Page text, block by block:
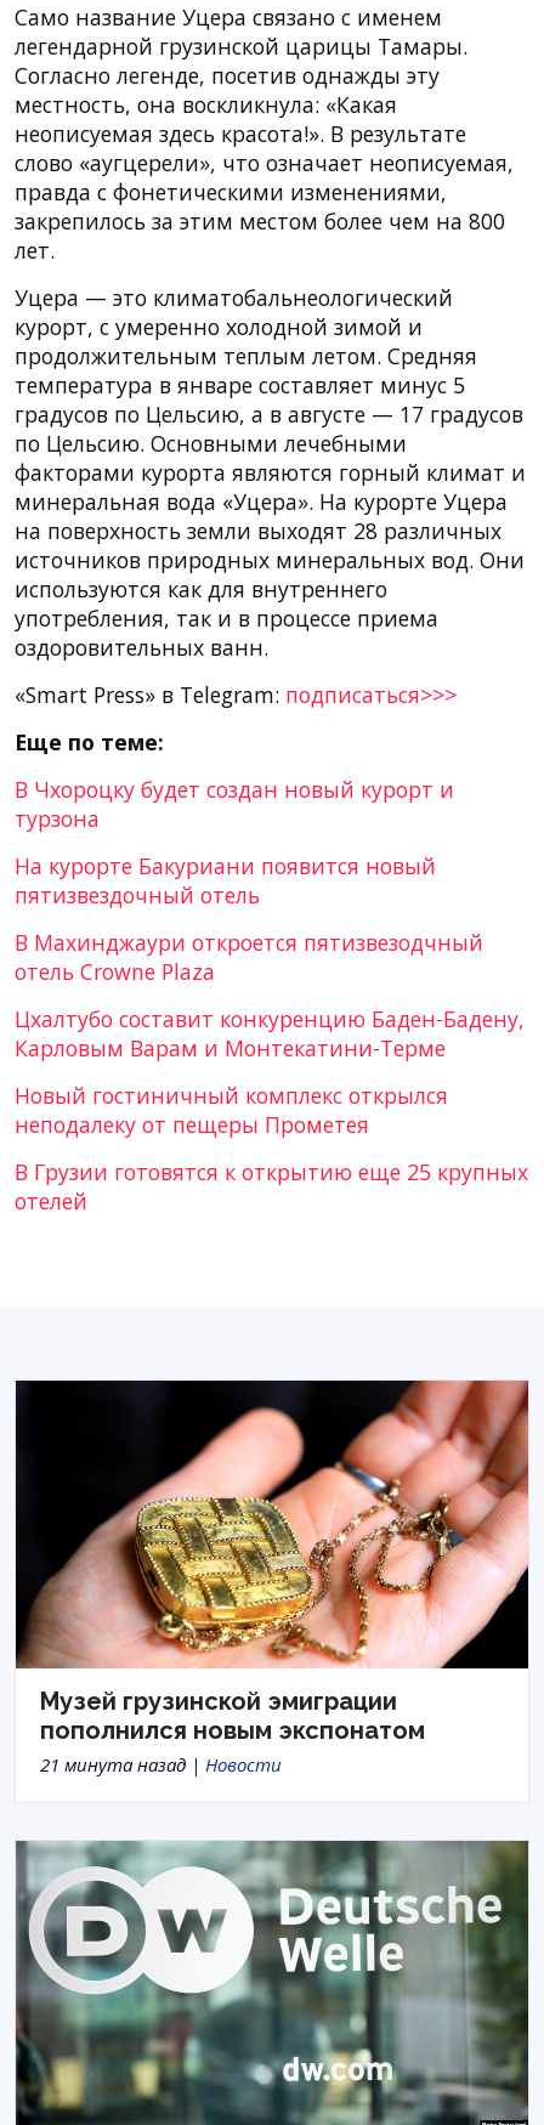
Само название Уцера связано с именем
легендарной грузинской царицы Тамары.
Согласно легенде, посетив однажды эту
местность, она воскликнула: «Какая
неописуемая здесь красота!». В результате
слово «аугцерели», что означает неописуемая,
правда с фонетическими изменениями,
закрепилось за этим местом более чем на 800
лет.
Уцера — это климатобальнеологический
курорт, с умеренно холодной зимой и
продолжительным теплым летом. Средняя
температура в январе составляет минус 5
градусов по Цельсию, а в августе — 17 градусов
по Цельсию. Основными лечебными
факторами курорта являются горный климат и
минеральная вода «Уцера». На курорте Уцера
на поверхность земли выходят 28 различных
источников природных минеральных вод. Они
используются как для внутреннего
употребления, так и в процессе приема
оздоровительных ванн.
«Smart Press» в Telegram: подписаться>>>
Еще по теме:
В Чхороцку будет создан новый курорт и
турзона
На курорте Бакуриани появится новый
пятизвездочный отель
В Махинджаури откроется пятизвезодчный
отель Crowne Plaza
Цхалтубо составит конкуренцию Баден-Бадену,
Карловым Варам и Монтекатини-Терме
Новый гостиничный комплекс открылся
неподалеку от пещеры Прометея
В Грузии готовятся к открытию еще 25 крупных
отелей
Музей грузинской эмиграции
пополнился новым экспонатом
21 минута назад | Новости